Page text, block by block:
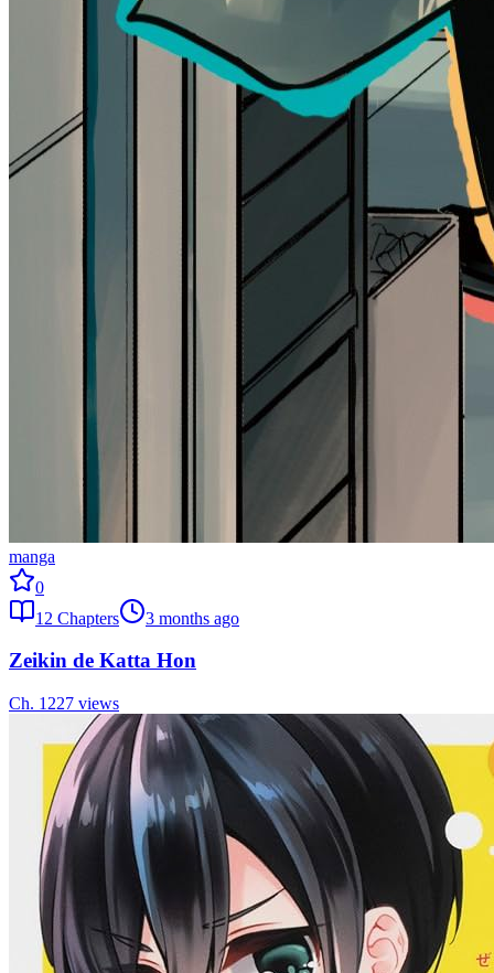
manga
0
12 Chapters 3 months ago
Zeikin de Katta Hon
Ch. 1227 views